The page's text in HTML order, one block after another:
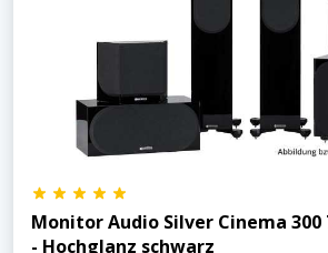
Monitor Audio Silver Cinema 300
- Hochglanz schwarz